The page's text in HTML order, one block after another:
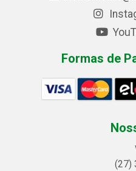
Formas de
(27)